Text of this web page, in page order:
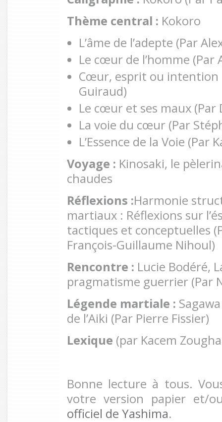
Thème central : Kokoro
L’âme de l’adepte (Par
Le cœur de l’homme (Par
Cœur, esprit ou intention
Guiraud)
Le cœur et ses maux (Par
La voie du cœur (Par
L’Essence de la Voie (Par
Voyage : Kinosaki, le
chaudes
Réflexions :Harmonie
martiaux : Réflexions sur
tactiques et conceptuelles
François-Guillaume Nihoul)
Rencontre : Lucie Bodéré,
pragmatisme guerrier (Par
Légende martiale :
de l’Aiki (Par Pierre Fissier)
Lexique (par Kacem
Bonne lecture à tous.
votre version papier et/
officiel de Yashima.